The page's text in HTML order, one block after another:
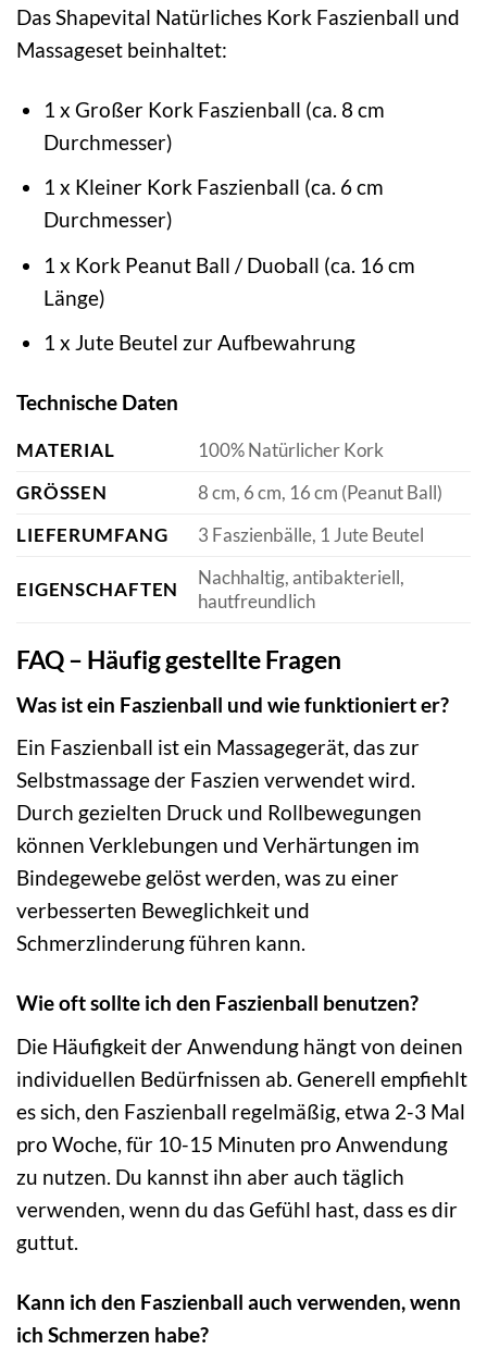
Das Shapevital Natürliches Kork Faszienball und
Massageset beinhaltet:
1 x Großer Kork Faszienball (ca. 8 cm
Durchmesser)
1 x Kleiner Kork Faszienball (ca. 6 cm
Durchmesser)
1 x Kork Peanut Ball / Duoball (ca. 16 cm
Länge)
1 x Jute Beutel zur Aufbewahrung
Technische Daten
MATERIAL
100% Natürlicher Kork
GRÖSSEN
8 cm, 6 cm, 16 cm (Peanut Ball)
LIEFERUMFANG
3 Faszienbälle, 1 Jute Beutel
EIGENSCHAFTEN
Nachhaltig, antibakteriell,
hautfreundlich
FAQ – Häufig gestellte Fragen
Was ist ein Faszienball und wie funktioniert er?
Ein Faszienball ist ein Massagegerät, das zur
Selbstmassage der Faszien verwendet wird.
Durch gezielten Druck und Rollbewegungen
können Verklebungen und Verhärtungen im
Bindegewebe gelöst werden, was zu einer
verbesserten Beweglichkeit und
Schmerzlinderung führen kann.
Wie oft sollte ich den Faszienball benutzen?
Die Häufigkeit der Anwendung hängt von deinen
individuellen Bedürfnissen ab. Generell empfiehlt
es sich, den Faszienball regelmäßig, etwa 2-3 Mal
pro Woche, für 10-15 Minuten pro Anwendung
zu nutzen. Du kannst ihn aber auch täglich
verwenden, wenn du das Gefühl hast, dass es dir
guttut.
Kann ich den Faszienball auch verwenden, wenn
ich Schmerzen habe?